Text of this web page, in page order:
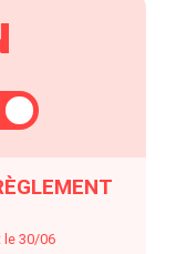
le 30/06